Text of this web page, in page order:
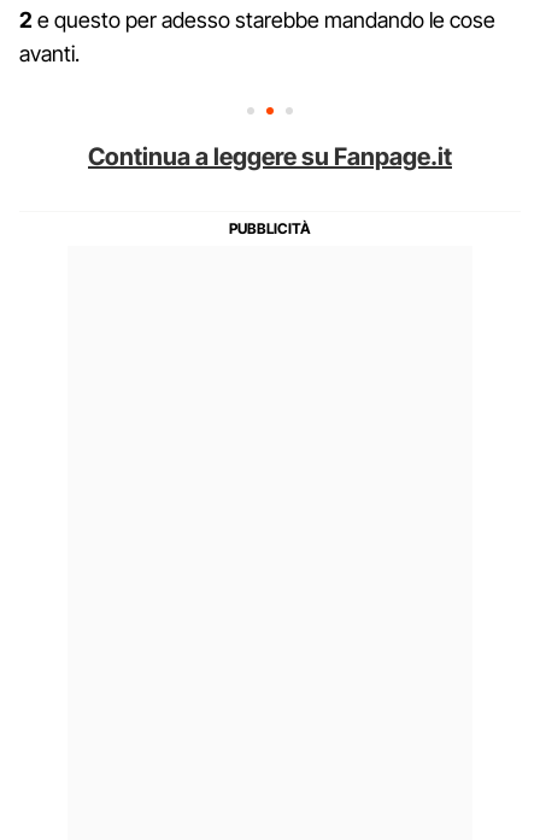
2e questo per adesso starebbe mandando le cose
avanti.
Continua a leggere su Fanpage.it